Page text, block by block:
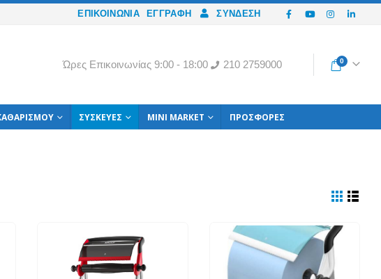
ΕΠΙΚΟΙΝΩΝΙΑ ΕΓΓΡΑΦΉ ΣΎΝΔΕΣΗ
Ώρες Eπικοινωνίας 9:00 - 18:00 210 2759000 0
ΣΥΣΚΕΥΈΣ MINI MARKET ΠΡΟΣΦΟΡΈΣ